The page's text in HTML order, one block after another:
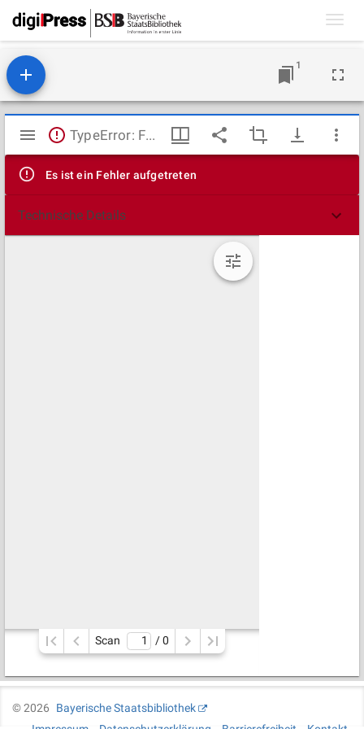
1
Mirador
Viewer
TypeError: Failed to fetch
Es ist ein Fehler aufgetreten
Technische Details
Scan / 0
©2026
Bayerische Staatsbibliothek